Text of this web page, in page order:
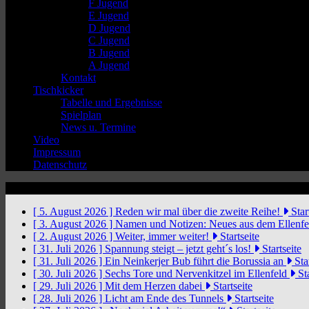
F Jugend
E Jugend
D Jugend
C Jugend
B Jugend
A Jugend
Kontakt
Tischkicker
Tabelle und Ergebnisse
Spielplan
News u. Termine
Video
Impressum
Datenschutz
[ 5. August 2026 ] Reden wir mal über die zweite Reihe!
[ 3. August 2026 ] Namen und Notizen: Neues aus dem
[ 2. August 2026 ] Weiter, immer weiter!
Startseite
[ 31. Juli 2026 ] Spannung steigt – jetzt geht´s los!
Startseite
[ 31. Juli 2026 ] Ein Neinkerjer Bub führt die Borussia an
[ 30. Juli 2026 ] Sechs Tore und Nervenkitzel im Ellenfeld
[ 29. Juli 2026 ] Mit dem Herzen dabei
Startseite
[ 28. Juli 2026 ] Licht am Ende des Tunnels
Startseite